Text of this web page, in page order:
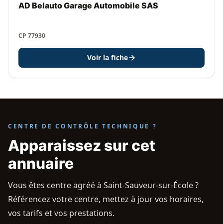
AD Belauto Garage Automobile SAS
CP 77930
Voir la fiche
CENTRE DE CONTRÔLE TECHNIQUE ?
Apparaissez sur cet
annuaire
Vous êtes centre agréé à Saint-Sauveur-sur-École ?
Référencez votre centre, mettez à jour vos horaires,
vos tarifs et vos prestations.